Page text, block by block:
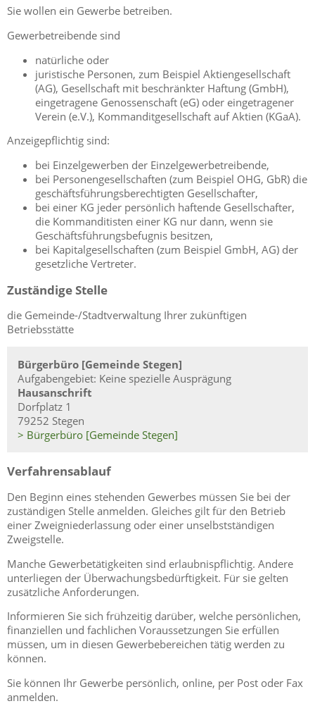
Sie wollen ein Gewerbe betreiben.
Gewerbetreibende sind
natürliche oder
juristische Personen, zum Beispiel Aktiengesellschaft
(AG), Gesellschaft mit beschränkter Haftung (GmbH),
eingetragene Genossenschaft (eG) oder eingetragener
Verein (e.V.), Kommanditgesellschaft auf Aktien (KGaA).
Anzeigepflichtig sind:
bei Einzelgewerben der Einzelgewerbetreibende,
bei Personengesellschaften (zum Beispiel OHG, GbR) die
geschäftsführungsberechtigten Gesellschafter,
bei einer KG jeder persönlich haftende Gesellschafter,
die Kommanditisten einer KG nur dann, wenn sie
Geschäftsführungsbefugnis besitzen,
bei Kapitalgesellschaften (zum Beispiel GmbH, AG) der
gesetzliche Vertreter.
Zuständige Stelle
die Gemeinde-/Stadtverwaltung Ihrer zukünftigen
Betriebsstätte
Bürgerbüro [Gemeinde Stegen]
Aufgabengebiet: Keine spezielle Ausprägung
Hausanschrift
Dorfplatz 1
79252 Stegen
> Bürgerbüro [Gemeinde Stegen]
Verfahrensablauf
Den Beginn eines stehenden Gewerbes müssen Sie bei der
zuständigen Stelle anmelden. Gleiches gilt für den Betrieb
einer Zweigniederlassung oder einer unselbstständigen
Zweigstelle.
Manche Gewerbetätigkeiten sind erlaubnispflichtig. Andere
unterliegen der Überwachungsbedürftigkeit. Für sie gelten
zusätzliche Anforderungen.
Informieren Sie sich frühzeitig darüber, welche persönlichen,
finanziellen und fachlichen Voraussetzungen Sie erfüllen
müssen, um in diesen Gewerbebereichen tätig werden zu
können.
Sie können Ihr Gewerbe persönlich, online, per Post oder Fax
anmelden.